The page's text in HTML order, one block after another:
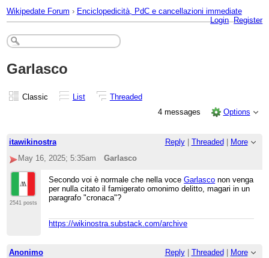
Wikipedate Forum › Enciclopedicità, PdC e cancellazioni immediate
Login Register
Garlasco
Classic List
Threaded
4 messages
Options
itawikinostra Reply| Threaded
More
May 16, 2025; 5:35am
Garlasco
2541 posts
Secondo voi è normale che nella voceGarlasco non venga
per nulla citato il famigerato omonimo delitto, magari in un
paragrafo "cronaca"?
https://wikinostra.substack.com/archive
Anonimo Reply| Threaded
More